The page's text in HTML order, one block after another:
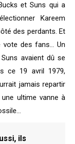
et Suns qui a
Kareem
des perdants. Et
vote des fans… Un
avaient dû se
ce 19 avril 1979,
jamais repartir
ultime vanne à
ils